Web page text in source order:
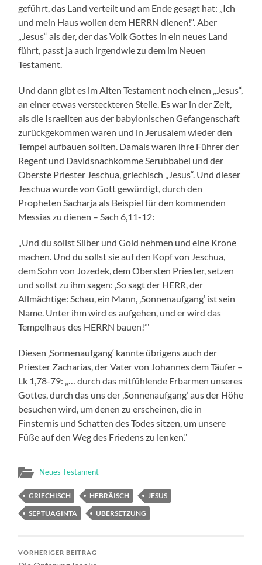
geführt, das Land verteilt und am Ende gesagt hat: „Ich
und mein Haus wollen dem HERRN dienen!“. Aber
„Jesus“ als der, der das Volk Gottes in ein neues Land
führt, passt ja auch irgendwie zu dem im Neuen
Testament.
Und dann gibt es im Alten Testament noch einen „Jesus“,
an einer etwas versteckteren Stelle. Es war in der Zeit,
als die Israeliten aus der babylonischen Gefangenschaft
zurückgekommen waren und in Jerusalem wieder den
Tempel aufbauen sollten. Damals waren ihre Führer der
Regent und Davidsnachkomme Serubbabel und der
Oberste Priester Jeschua, griechisch „Jesus“. Und dieser
Jeschua wurde von Gott gewürdigt, durch den
Propheten Sacharja als Beispiel für den kommenden
Messias zu dienen – Sach 6,11-12:
„Und du sollst Silber und Gold nehmen und eine Krone
machen. Und du sollst sie auf den Kopf von Jeschua,
dem Sohn von Jozedek, dem Obersten Priester, setzen
und sollst zu ihm sagen: ‚So sagt der HERR, der
Allmächtige: Schau, ein Mann, ‚Sonnenaufgang‘ ist sein
Name. Unter ihm wird es aufgehen, und er wird das
Tempelhaus des HERRN bauen!’“
Diesen ‚Sonnenaufgang‘ kannte übrigens auch der
Priester Zacharias, der Vater von Johannes dem Täufer –
Lk 1,78-79: „… durch das mitfühlende Erbarmen unseres
Gottes, durch das uns der ‚Sonnenaufgang‘ aus der Höhe
besuchen wird, um denen zu erscheinen, die in
Finsternis und Schatten des Todes sitzen, um unsere
Füße auf den Weg des Friedens zu lenken.“
Neues Testament
GRIECHISCH HEBRÄISCH
JESUS
SEPTUAGINTA
ÜBERSETZUNG
VORHERIGER BEITRAG